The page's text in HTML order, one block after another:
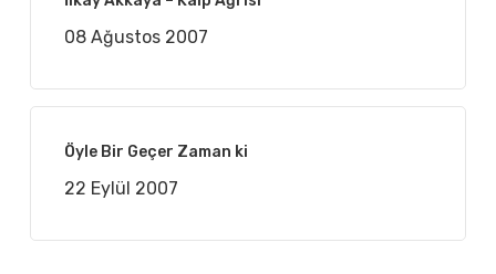
08 Ağustos 2007
Öyle Bir Geçer Zaman ki
22 Eylül 2007